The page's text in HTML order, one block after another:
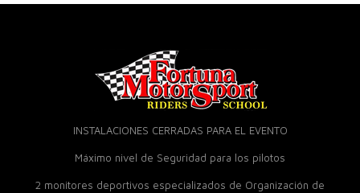
INSTALACIONES CERRADAS PARA EL EVENTO
Máximo nivel de Seguridad para los pilotos
2 monitores deportivos especializados de Organización de